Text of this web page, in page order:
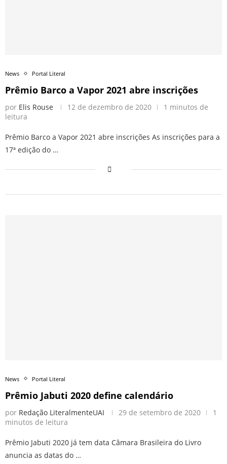
News Portal Literal
Prêmio Barco a Vapor 2021 abre inscrições
por Elis Rouse 12 de dezembro de 2020
1 minutos de
leitura
Prêmio Barco a Vapor 2021 abre inscrições As inscrições para a
17ª edição do …
News Portal Literal
Prêmio Jabuti 2020 define calendário
por Redação LiteralmenteUAI 29 de setembro de 2020
1
minutos de leitura
Prêmio Jabuti 2020 já tem data Câmara Brasileira do Livro
anuncia as datas do …